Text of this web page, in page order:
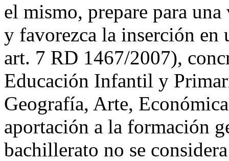
el mismo, prepare para
y favorezca la inserción en
art. 7 RD 1467/2007),
Educación Infantil y
Geografía, Arte,
aportación a la formación
bachillerato no se